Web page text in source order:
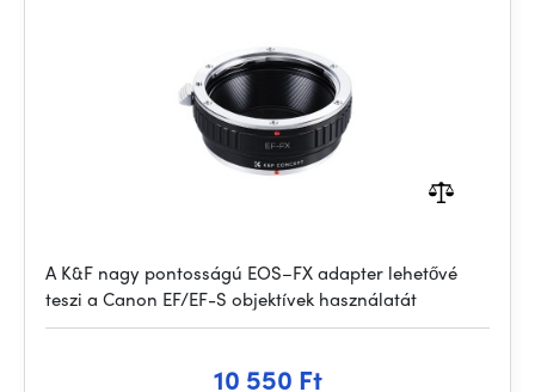
A K&F nagy pontosságú EOS–FX adapter lehetővé
teszi a Canon EF/EF-S objektívek használatát
10 550 Ft